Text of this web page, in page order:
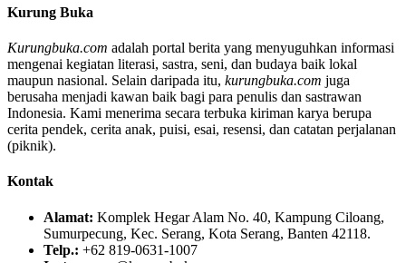
Kurung Buka
Kurungbuka.com adalah portal berita yang menyuguhkan informasi
mengenai kegiatan literasi, sastra, seni, dan budaya baik lokal
maupun nasional. Selain daripada itu, kurungbuka.com juga
berusaha menjadi kawan baik bagi para penulis dan sastrawan
Indonesia. Kami menerima secara terbuka kiriman karya berupa
cerita pendek, cerita anak, puisi, esai, resensi, dan catatan perjalanan
(piknik).
Kontak
Alamat: Komplek Hegar Alam No. 40, Kampung Ciloang,
Sumurpecung, Kec. Serang, Kota Serang, Banten 42118.
Telp.: +62 819-0631-1007